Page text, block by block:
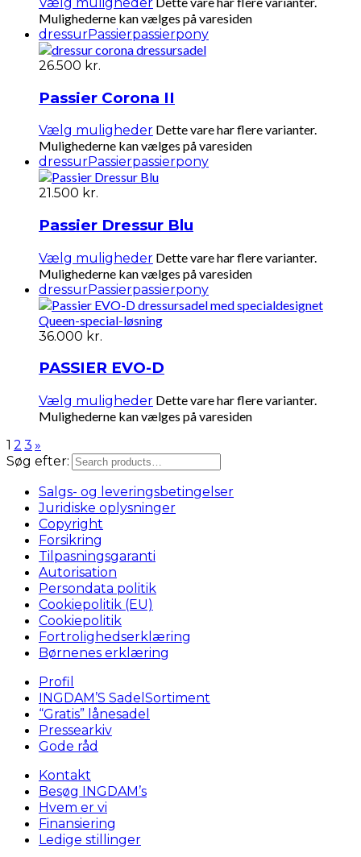
Mulighederne kan vælges på varesiden
dressurPassierpassierpony
26.500 kr.
Passier Corona II
Vælg muligheder Dette vare har flere varianter.
Mulighederne kan vælges på varesiden
dressurPassierpassierpony
21.500 kr.
Passier Dressur Blu
Vælg muligheder Dette vare har flere varianter.
Mulighederne kan vælges på varesiden
dressurPassierpassierpony
36.000 kr.
PASSIER EVO-D
Vælg muligheder Dette vare har flere varianter.
Mulighederne kan vælges på varesiden
1 2 3 »
Søg efter:
Salgs- og leveringsbetingelser
Juridiske oplysninger
Copyright
Forsikring
Tilpasningsgaranti
Autorisation
Persondata politik
Cookiepolitik (EU)
Cookiepolitik
Fortrolighedserklæring
Børnenes erklæring
Profil
INGDAM’S SadelSortiment
“Gratis” lånesadel
Pressearkiv
Gode råd
Kontakt
Besøg INGDAM’s
Hvem er vi
Finansiering
Ledige stillinger